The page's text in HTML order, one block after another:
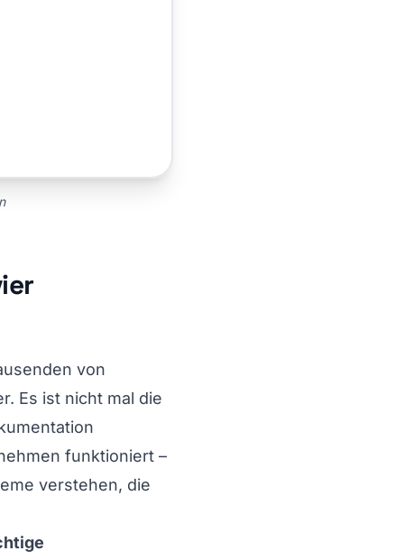
von
Es ist nicht mal die
funktioniert –
verstehen, die